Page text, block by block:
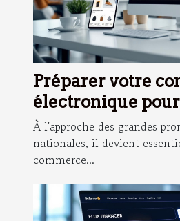
Préparer votre
électronique
promotions
étapes clés
À l'approche des grandes
nationales, il devient
commerce...